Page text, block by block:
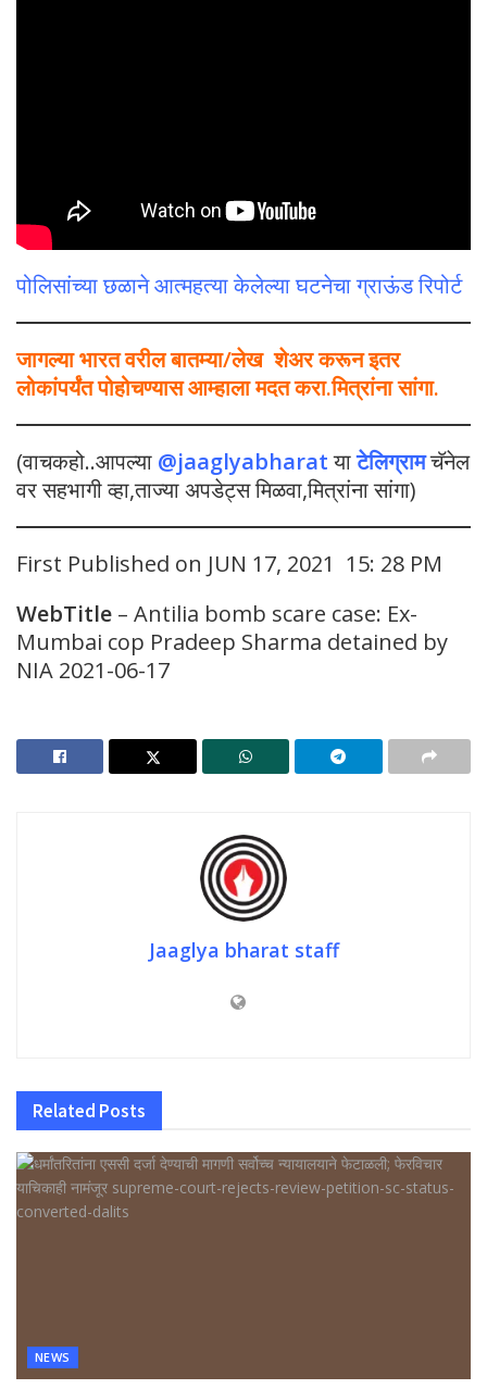
पोलिसांच्या छळाने आत्महत्या केलेल्या घटनेचा ग्राऊंड रिपोर्ट
जागल्या भारत वरील बातम्या/लेख शेअर करून इतर
लोकांपर्यंत पोहोचण्यास आम्हाला मदत करा.मित्रांना सांगा.
(वाचकहो..आपल्या @jaaglyabharat याटेलिग्रामचॅनेल
वर सहभागी व्हा,ताज्या अपडेट्स मिळवा,मित्रांना सांगा)
First Published on JUN 17, 2021 15: 28 PM
WebTitle – Antilia bomb scare case: Ex-
Mumbai cop Pradeep Sharma detained by
NIA 2021-06-17
Jaaglya bharat staff
Related Posts
NEWS